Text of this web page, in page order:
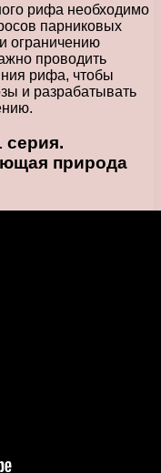
рифа необходимо
парниковых
ограничению
проводить
рифа, чтобы
и разрабатывать
природа